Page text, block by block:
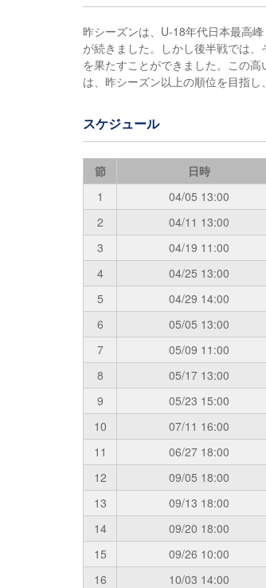
昨シーズンは、U-18年代日本最高
が続きました。しかし後半戦では
を果たすことができました。この
は、昨シーズン以上の順位を目指し
スケジュール
節 日時
1
04/05 13:00
2
04/11 13:00
3
04/19 11:00
4
04/25 13:00
5
04/29 14:00
6
05/05 13:00
7
05/09 11:00
8
05/17 13:00
9
05/23 15:00
10
07/11 16:00
11
06/27 18:00
12
09/05 18:00
13
09/13 18:00
14
09/20 18:00
15
09/26 10:00
16
10/03 14:00